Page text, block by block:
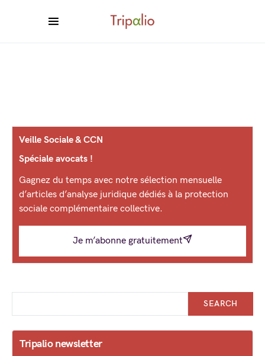
Veille Sociale & CCN
Spéciale avocats !
Gagnez du temps avec notre sélection mensuelle
d’articles d’analyse juridique dédiés à la protection
sociale complémentaire collective.
Je m’abonne gratuitement
SEARCH
Tripalio newsletter